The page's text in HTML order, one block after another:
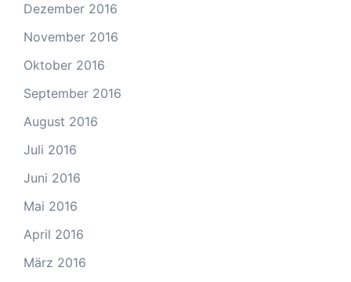
Dezember 2016
November 2016
Oktober 2016
September 2016
August 2016
Juli 2016
Juni 2016
Mai 2016
April 2016
März 2016